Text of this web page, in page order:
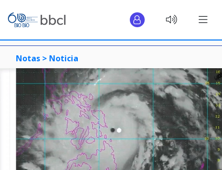
Notas > Noticia